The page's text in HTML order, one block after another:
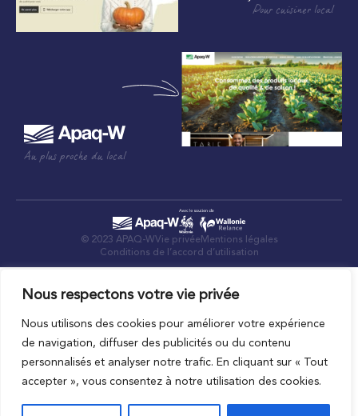
Nous respectons votre vie privée
Nous utilisons des cookies pour améliorer votre expérience
de navigation, diffuser des publicités ou du contenu
personnalisés et analyser notre trafic. En cliquant sur « Tout
accepter », vous consentez à notre utilisation des cookies.
Pour cuisiner local
Au plus proche du local
© 2023 APAQ-WVie privée Mentions légales
Conditions de l’accord d’utilisation